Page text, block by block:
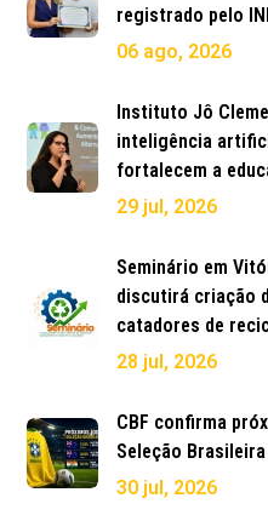
registrado pelo
06 ago, 2026
Instituto Jô
inteligência
fortalecem a
29 jul, 2026
Seminário em
discutirá criação
catadores de
28 jul, 2026
CBF confirma
Seleção
30 jul, 2026